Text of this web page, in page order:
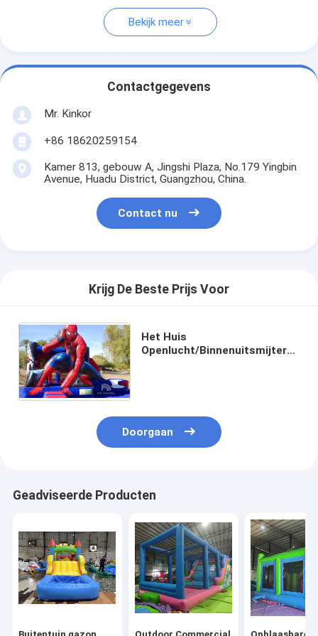
Bekijk meer
Contactgegevens
Mr. Kinkor
+86 18620259154
Kamer 813, gebouw A, Jingshi Plaza, No.179 Yingbin
Avenue, Huadu District, Guangzhou, China.
Contact nu
Krijg De Beste Prijs Voor
Het Huis
Openlucht/Binnenuitsmijter
Doorgaan
Geadviseerde Producten